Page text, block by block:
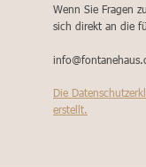
Wenn Sie Fragen
sich direkt an die
Die
erstellt.